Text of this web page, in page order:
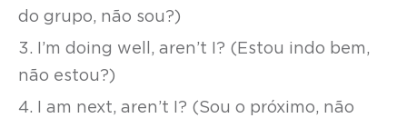
do grupo, não sou?)
3. I’m doing well, aren’t I? (Estou indo bem,
não estou?)
4. I am next, aren’t I? (Sou o próximo, não